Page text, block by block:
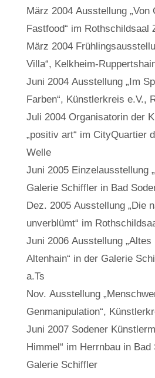
März 2004 Ausstellung „Von
Fastfood“ im Rothschildsaal
März 2004
Villa“, Kelkheim-
Juni 2004 Ausstellung „Im
Farben“, Künstlerkreis e.V.,
Juli 2004 Organisatorin der
„positiv art“ im CityQuartier
Welle
Juni 2005 Einzelausstellung
Galerie Schiffler in Bad
Dez. 2005 Ausstellung „Die
unverblümt“ im
Juni 2006 Ausstellung „Altes
Altenhain“ in der Galerie
a.Ts
Nov. Ausstellung
Genmanipulation“,
Juni 2007 Sodener
Himmel“ im Herrnbau in Bad
Galerie Schiffler